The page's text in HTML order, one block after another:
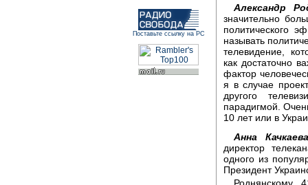
Поставьте ссылку на РС
Александр
значительно
политического
называть
телевидение,
как достаточно
фактор
я в случае
другого
парадигмой.
10 лет или в
Анна
директор
одного из
Президент
Роднянскому